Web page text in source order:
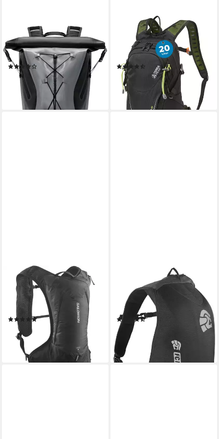
Fahrradrucksack 25-30L
Wasserdichter Rolltop
Rucksack, Wander-Rucksack
(14)
29,99 € UVP119,99 €
-75%
lieferbar - in 5-6 Werktagen bei dir
TERRA PEAK
Sportrucksack Active 20, 20L
klein mit YKK Reißverschluss
Trekkingrucksack mit Hüftgurt
(12)
55,24 € UVP64,99 €
-15%
lieferbar - in 5-6 Werktagen bei dir
SALOMON
Sportrucksack CROSS 4, mit
4 l Volumen, aus Polyester,
schmale Form
(2)
48,99 € 60,00 €
-18%
lieferbar - in 1-2 Werktagen bei dir
Fahrradrucksack Hump 2.0
Motorrad Rucksack,
Wasserdicht wasserdichte
(9)
28,40 € 69,95 €
-59%
lieferbar - in 4-5 Werktagen bei dir